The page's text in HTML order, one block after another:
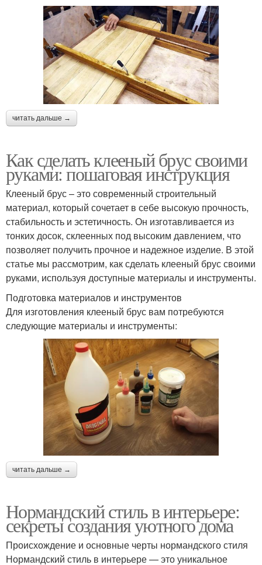
читать дальше →
Как сделать клееный брус своими
руками: пошаговая инструкция
Клееный брус – это современный строительный
материал, который сочетает в себе высокую прочность,
стабильность и эстетичность. Он изготавливается из
тонких досок, склеенных под высоким давлением, что
позволяет получить прочное и надежное изделие. В этой
статье мы рассмотрим, как сделать клееный брус своими
руками, используя доступные материалы и инструменты.
Подготовка материалов и инструментов
Для изготовления клееный брус вам потребуются
следующие материалы и инструменты:
читать дальше →
Нормандский стиль в интерьере:
секреты создания уютного дома
Происхождение и основные черты нормандского стиля
Нормандский стиль в интерьере — это уникальное